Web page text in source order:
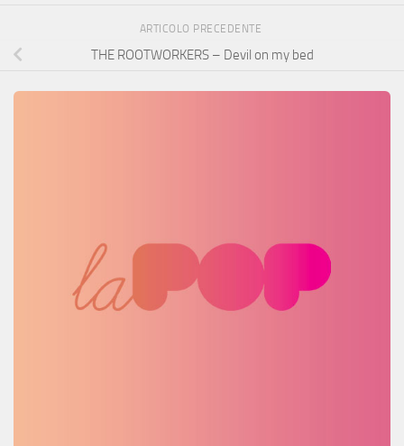
ARTICOLO PRECEDENTE
THE ROOTWORKERS – Devil on my bed